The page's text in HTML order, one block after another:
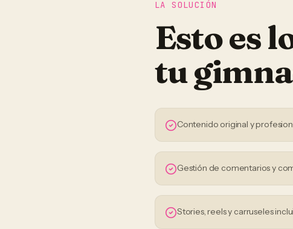
LA SOLUCIÓN
Esto es
tu
Contenido original y
Gestión de comentarios y
Stories, reels y carruseles